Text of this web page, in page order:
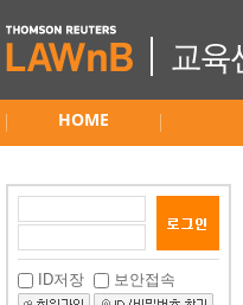
HOME
ID저장 보안접속